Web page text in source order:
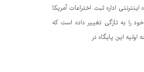
اینترنتی اداره ثبت اختراعات آمریکا
را به تازگی تغییر داده است که
این پایگاه در